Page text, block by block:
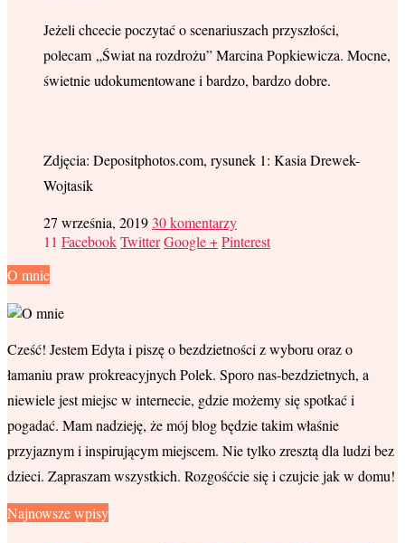
Jeżeli chcecie poczytać o scenariuszach przyszłości,
polecam „Świat na rozdrożu” Marcina Popkiewicza. Mocne,
świetnie udokumentowane i bardzo, bardzo dobre.
Zdjęcia: Depositphotos.com, rysunek 1: Kasia Drewek-
Wojtasik
27 września, 2019 30 komentarzy
11 FacebookTwitterGoogle +Pinterest
O mnie
Cześć! Jestem Edyta i piszę o bezdzietności z wyboru oraz o
łamaniu praw prokreacyjnych Polek. Sporo nas-bezdzietnych, a
niewiele jest miejsc w internecie, gdzie możemy się spotkać i
pogadać. Mam nadzieję, że mój blog będzie takim właśnie
przyjaznym i inspirującym miejscem. Nie tylko zresztą dla ludzi bez
dzieci. Zapraszam wszystkich. Rozgośćcie się i czujcie jak w domu!
Najnowsze wpisy